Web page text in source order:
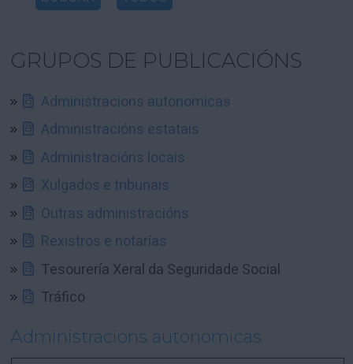
GRUPOS DE PUBLICACIÓNS
Administracions autonomicas
Administracións estatais
Administracións locais
Xulgados e tribunais
Outras administracións
Rexistros e notarías
Tesourería Xeral da Seguridade Social
Tráfico
Administracions autonomicas